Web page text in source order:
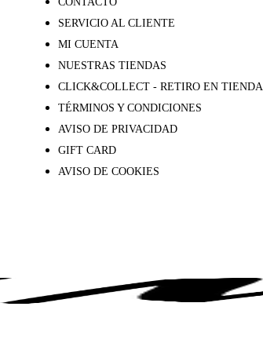
SERVICIO AL CLIENTE
MI CUENTA
NUESTRAS TIENDAS
CLICK&COLLECT - RETIRO EN TIENDA
TÉRMINOS Y CONDICIONES
AVISO DE PRIVACIDAD
GIFT CARD
AVISO DE COOKIES